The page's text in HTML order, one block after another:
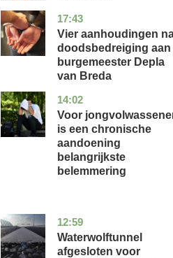
17:43
noord-
brabant
nieuws
Vier aanhoudingen
doodsbedreiging aan
burgemeester Depla
van Breda
14:02
utrecht
gezondheid
Voor
is een chronische
aandoening
belangrijkste
belemmering
12:59
noord-
holland
nieuws
Waterwolftunnel
afgesloten voor